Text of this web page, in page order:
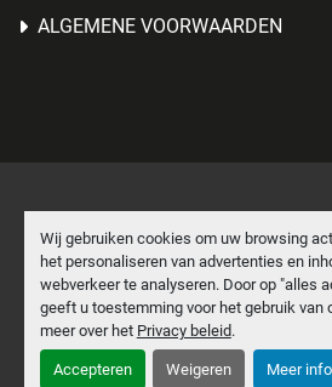
Wij gebruiken cookies om uw browsing
het personaliseren van advertenties en
webverkeer te analyseren. Door op "alles
geeft u toestemming voor het gebruik van
meer over het Privacy beleid.
Accepteren Weigeren Meer
ALGEMENE VOORWAARDEN
Cookies
Machinio Systemwebsite